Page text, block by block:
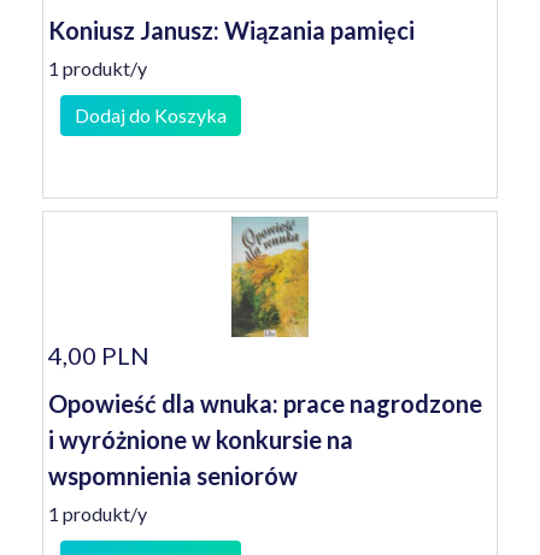
Koniusz Janusz: Wiązania pamięci
1 produkt/y
Dodaj do Koszyka
4,00 PLN
Opowieść dla wnuka: prace nagrodzone
i wyróżnione w konkursie na
wspomnienia seniorów
1 produkt/y